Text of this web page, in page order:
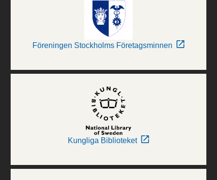
Föreningen Stockholms Företagsminnen
Kungliga Biblioteket